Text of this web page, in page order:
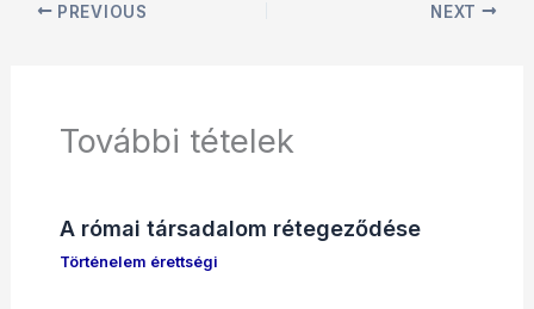
PREVIOUS NEXT
További tételek
A római társadalom rétegeződése
Történelem érettségi